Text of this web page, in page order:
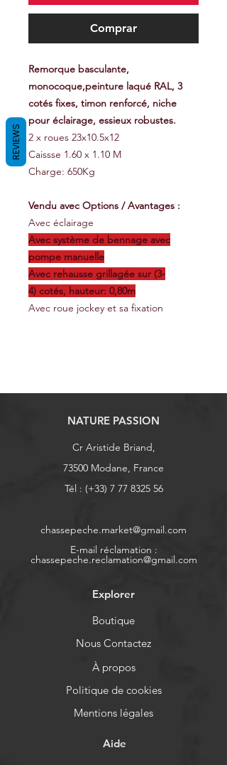
Comprar
Remorque basculante,
monocoque,peinture laqué RAL, 3
cotés fixes, timon renforcé, niche
pour éclairage, essieux robustes.
2 x roues 23x10.5x12
Caissse 1.60 x 1.10 M
Charge: 650Kg
Vendu avec Options / Avantages :
Avec éclairage
Avec système de bennage avec
pompe manuelle
Avec rehausse grillagée sur (3-
4) cotés, hauteur: 0,80m
Avec roue jockey et sa fixation
NATURE PASSION
Cr Aristide Briand,
73500 Modane, France
Tél : (+33) 7 77 8325 56
chassepeche.market@gmail.com
E-mail réclamation :
chassepeche.reclamation@gmail.com
Explorer
Boutique
Nous Contactez
À propos
Politique de cookies
Mentions légales
Aide
REVIEWS